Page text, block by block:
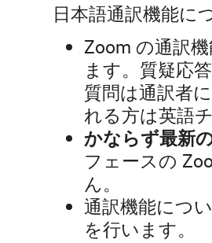
日本語通訳機能に
Zoom の通訳
ます。質疑応
質問は通訳者
れる方は英語
かならず最新
フェースの
ん。
通訳機能につ
を行います。